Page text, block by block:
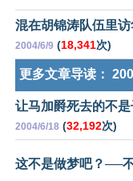
混在胡锦涛队伍里
2004/6/9 (18,341次)
更多文章导读：
让马加爵死去的不
2004/6/18 (32,192次)
这不是做梦吧？──